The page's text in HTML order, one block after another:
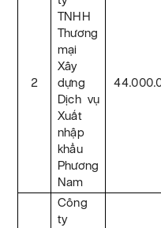
2
TNHH
Thương
mại
Xây
dựng
Dịch vụ
Xuất
nhập
khẩu
Phương
Nam
Công
ty